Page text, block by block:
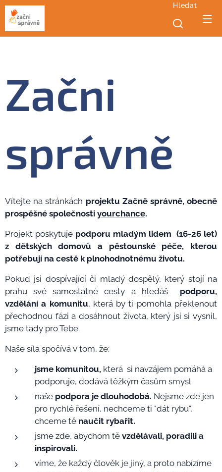
Hledat
Začni
správně
Vítejte na stránkách projektu Začně správně, obecně
prospěšné společnosti yourchance.
Projekt poskytuje podporu mladým lidem (16-26 let)
z dětských domovů a pěstounské péče, kterou
potřebují na cestě k plnohodnotnému životu.
Pokud jsi dospívající či mladý dospělý, který stojí na
prahu své samostatné cesty a hledáš podporu,
vzdělání a komunitu, která by ti pomohla překlenout
přechodnou fázi a dosáhnout života, který jsi si vysnil,
jsme tady pro Tebe.
Naše síla spočívá v tom, že:
jsme komunitou, která si navzájem pomáhá a
podporuje, dodává těžkým časům smysl
naše podpora je dlouhodobá. Nejsme zde jen
pro rychlé řešení, nechceme ti "dát rybu",
chceme tě naučit rybařit.
jsme zde, abychom tě vzdělávali, poradili a
inspirovali.
víme, že každý člověk je jiný, a proto nabízíme